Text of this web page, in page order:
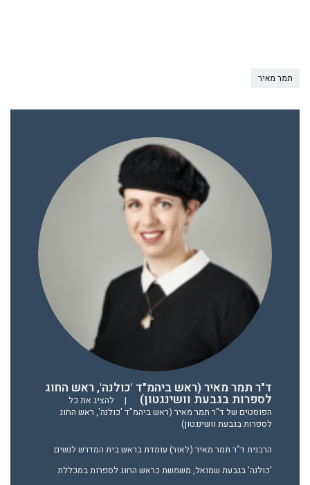
תמר מאיר
ד"ר תמר מאיר (ראש ביהמ"ד 'כולנה', ראש החוג
לספרות בגבעת וושינגטון) |
להציג את כל
הפוסטים של ד"ר תמר מאיר (ראש ביהמ"ד 'כולנה', ראש החוג
לספרות בגבעת וושינגטון)
הרבנית ד"ר תמר מאיר (לאור) עומדת בראש בית המדרש לנשים
'כולנה' בגבעת שמואל, משמשת כראש החוג לספרות במכללת